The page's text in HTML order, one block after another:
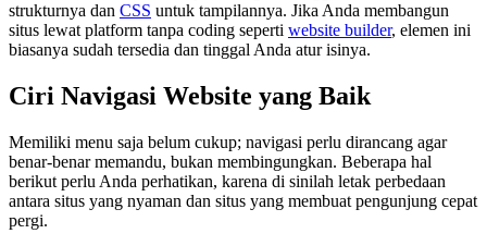
strukturnya dan CSS untuk tampilannya. Jika Anda membangun
situs lewat platform tanpa coding seperti website builder, elemen ini
biasanya sudah tersedia dan tinggal Anda atur isinya.
Ciri Navigasi Website yang Baik
Memiliki menu saja belum cukup; navigasi perlu dirancang agar
benar-benar memandu, bukan membingungkan. Beberapa hal
berikut perlu Anda perhatikan, karena di sinilah letak perbedaan
antara situs yang nyaman dan situs yang membuat pengunjung cepat
pergi.